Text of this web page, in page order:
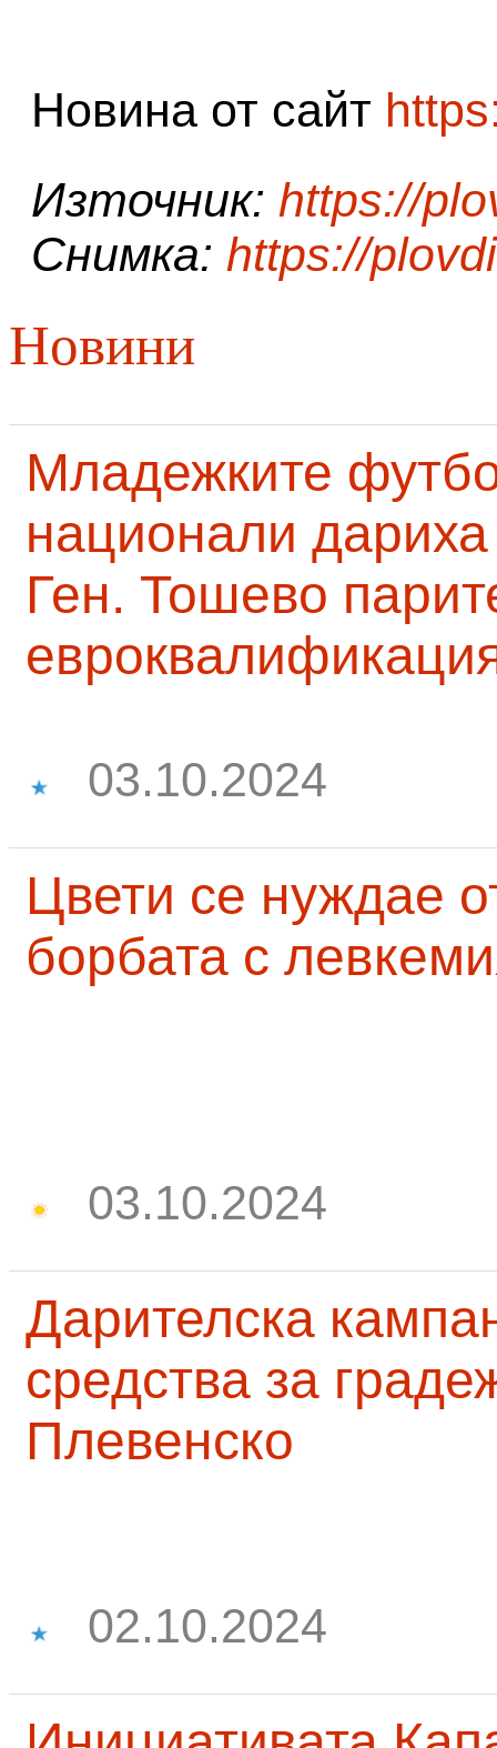
Новина от сайт
Източник: https://
Снимка: https://
Новини
Младежките
национали
Ген. Тошево
03.10.2024
Цвети се нуждае
борбата с
03.10.2024
Дарителска
средства за
Плевенско
02.10.2024